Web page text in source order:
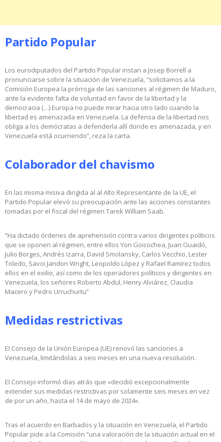
Partido Popular
Los eurodiputados del Partido Popular instan a Josep Borrell a
pronunciarse sobre la situación de Venezuela, “solicitamos a la
Comisión Europea la prórroga de las sanciones al régimen de Maduro,
ante la evidente falta de voluntad en favor de la libertad y la
democracia (…) Europa no puede mirar hacia otro lado cuando la
libertad es amenazada en Venezuela. La defensa de la libertad nos
obliga a los demócratas a defenderla allí donde es amenazada, y en
Venezuela está ocurriendo”, reza la carta.
Colaborador del chavismo
En las misma misiva dirigida al al Alto Representante de la UE, el
Partido Popular elevó su preocupación ante las acciones constantes
tomadas por el fiscal del régimen Tarek William Saab.
“Ha dictado órdenes de aprehensión contra varios dirigentes políticos
que se oponen al régimen, entre ellos Yon Goicochea, Juan Guaidó,
Julio Borges, Andrés Izarra, David Smolansky, Carlos Vecchio, Lester
Toledo, Savoi Jandon Wright, Leopoldo López y Rafael Ramírez todos
ellos en el exilio, así como de los operadores políticos y dirigentes en
Venezuela, los señores Roberto Abdul, Henry Alviárez, Claudia
Macero y Pedro Urruchurtu”
Medidas restrictivas
El Consejo de la Unión Europea (UE) renovó las sanciones a
Venezuela, limitándolas a seis meses en una nueva resolución.
El Consejo informó días atrás que «decidió excepcionalmente
extender sus medidas restrictivas por solamente seis meses en vez
de por un año, hasta el 14 de mayo de 2024».
Tras el acuerdo en Barbados y la situación en Venezuela, el Partido
Popular pide a la Comisión “una valoración de la situación actual en el